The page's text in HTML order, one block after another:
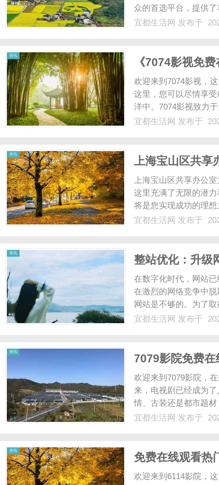
众的首选平台，提供
地舒适地观看。7026
宜都生活网 发布于
资讯
《7074影视免
世界
欢迎来到7074影视，
这里，您可以尽情享
洋中。7074影视致力
国内外最火爆的电视
宜都生活网 发布于
资讯
上海宝山区共享
潜力
上海宝山区共享办公
这里充满了无限的潜
将是您实现成功的理
坐落在宝山区中心区
宜都生活网 发布于
资讯
整站优化：升级
在数字化时代，网站
在激烈的网络竞争中
网站是不够的。为了
能和搜索引擎排名。
宜都生活网 发布于
资讯
7079影院免费
欢迎来到7079影院，
来，电视剧已经成为
情、古装还是都市题
力于为观众提供高清
宜都生活网 发布于
资讯
免费在线观看热
欢迎来到6114影院，